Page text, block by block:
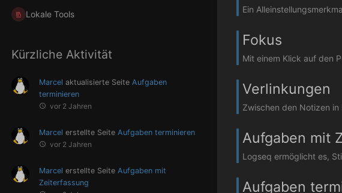
Lokale Tools
Kürzliche Aktivität
Marcel aktualisierte Seite Aufgaben
terminieren
vor 2 Jahren
Marcel erstellte Seite Aufgaben terminieren
vor 2 Jahren
Marcel erstellte Seite Aufgaben mit
Zeiterfassung
Ein
Fokus
Mit einem Klick auf den
Verlinkungen
Zwischen den Notizen
Aufgaben mit
Logseq ermöglicht es,
Aufgaben